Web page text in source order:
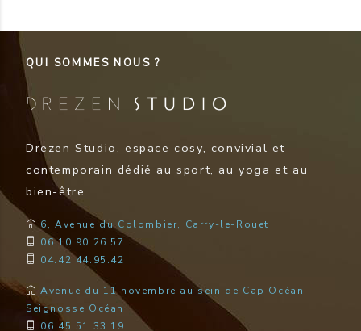
QUI SOMMES NOUS ?
Drezen Studio, espace cosy, convivial et
contemporain dédié au sport, au yoga et au
bien-être.
6, Avenue du Colombier, Carry-le-Rouet
06.10.90.26.57
04.42.44.95.42
Avenue du 11 novembre au sein de Cap Océan,
Seignosse Océan
06.45.51.33.19